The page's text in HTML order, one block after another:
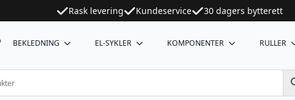
Rask levering Kundeservice 30 dagers bytterett
BEKLEDNING EL-SYKLER KOMPONENTER RULLER